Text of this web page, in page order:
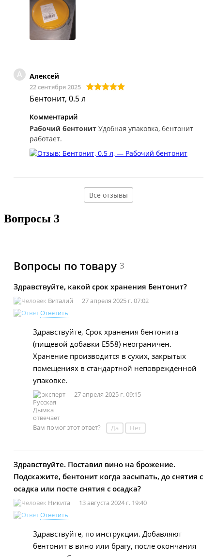
А Алексей
22 сентября 2025
Бентонит, 0.5 л
Комментарий
Рабочий бентонит Удобная упаковка, бентонит
работает.
Все отзывы
Вопросы 3
Вопросы по товару 3
Здравствуйте, какой срок хранения Бентонит?
Виталий
27 апреля 2025 г. 07:02
Ответить
Здравствуйте, Срок хранения бентонита
(пищевой добавки Е558) неограничен.
Хранение производится в сухих, закрытых
помещениях в стандартной неповрежденной
упаковке.
эксперт 27 апреля 2025 г. 09:15
Вам помог этот ответ? Да Нет
Здравствуйте. Поставил вино на брожение.
Подскажите, бентонит когда засыпать, до снятия с
осадка или посте снятия с осадка?
Никита
13 августа 2024 г. 19:40
Ответить
Здравствуйте, по инструкции. Добавляют
бентонит в вино или брагу, после окончания